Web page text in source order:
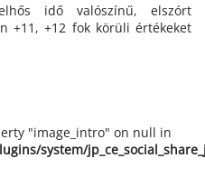
idő valószínű, elszórt
+11, +12 fok körüli értékeket
"image_intro" on null in
system/